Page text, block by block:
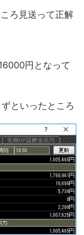
ろ見送って正解
円となって
といったところ